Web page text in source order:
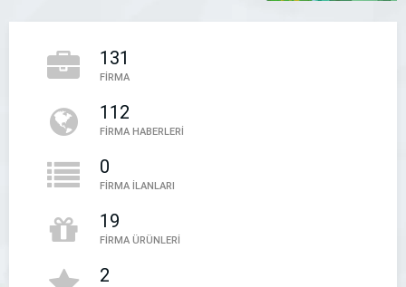
Tek Firma – Firma Rehberi
05394497888
131
FİRMA
112
FİRMA HABERLERİ
0
FİRMA İLANLARI
19
FİRMA ÜRÜNLERİ
2